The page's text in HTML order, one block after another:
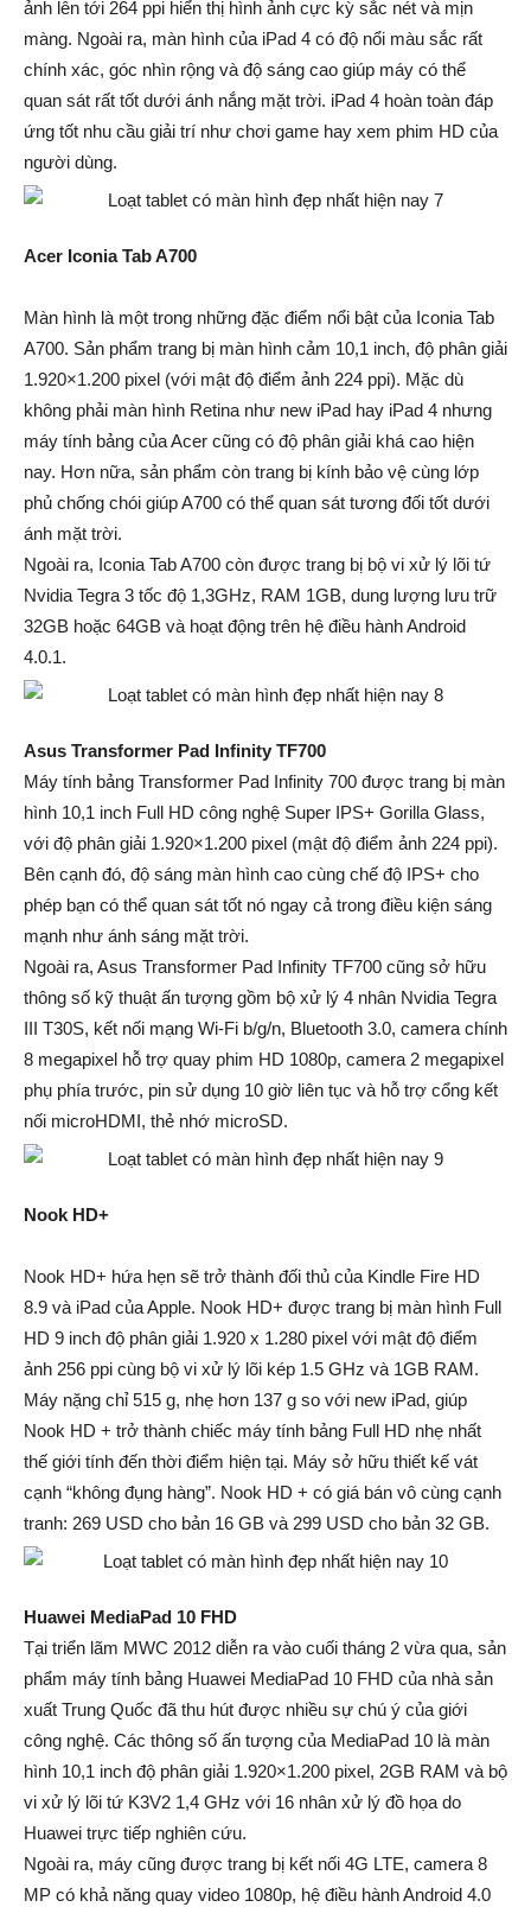
ảnh lên tới 264 ppi hiển thị hình ảnh cực kỳ sắc nét và mịn
màng. Ngoài ra, màn hình của iPad 4 có độ nổi màu sắc rất
chính xác, góc nhìn rộng và độ sáng cao giúp máy có thể
quan sát rất tốt dưới ánh nắng mặt trời. iPad 4 hoàn toàn đáp
ứng tốt nhu cầu giải trí như chơi game hay xem phim HD của
người dùng.
Acer Iconia Tab A700
Màn hình là một trong những đặc điểm nổi bật của Iconia Tab
A700. Sản phẩm trang bị màn hình cảm 10,1 inch, độ phân giải
1.920×1.200 pixel (với mật độ điểm ảnh 224 ppi). Mặc dù
không phải màn hình Retina như new iPad hay iPad 4 nhưng
máy tính bảng của Acer cũng có độ phân giải khá cao hiện
nay. Hơn nữa, sản phẩm còn trang bị kính bảo vệ cùng lớp
phủ chống chói giúp A700 có thể quan sát tương đối tốt dưới
ánh mặt trời.
Ngoài ra, Iconia Tab A700 còn được trang bị bộ vi xử lý lõi tứ
Nvidia Tegra 3 tốc độ 1,3GHz, RAM 1GB, dung lượng lưu trữ
32GB hoặc 64GB và hoạt động trên hệ điều hành Android
4.0.1.
Asus Transformer Pad Infinity TF700
Máy tính bảng Transformer Pad Infinity 700 được trang bị màn
hình 10,1 inch Full HD công nghệ Super IPS+ Gorilla Glass,
với độ phân giải 1.920×1.200 pixel (mật độ điểm ảnh 224 ppi).
Bên cạnh đó, độ sáng màn hình cao cùng chế độ IPS+ cho
phép bạn có thể quan sát tốt nó ngay cả trong điều kiện sáng
mạnh như ánh sáng mặt trời.
Ngoài ra, Asus Transformer Pad Infinity TF700 cũng sở hữu
thông số kỹ thuật ấn tượng gồm bộ xử lý 4 nhân Nvidia Tegra
III T30S, kết nối mạng Wi-Fi b/g/n, Bluetooth 3.0, camera chính
8 megapixel hỗ trợ quay phim HD 1080p, camera 2 megapixel
phụ phía trước, pin sử dụng 10 giờ liên tục và hỗ trợ cổng kết
nối microHDMI, thẻ nhớ microSD.
Nook HD+
Nook HD+ hứa hẹn sẽ trở thành đối thủ của Kindle Fire HD
8.9 và iPad của Apple. Nook HD+ được trang bị màn hình Full
HD 9 inch độ phân giải 1.920 x 1.280 pixel với mật độ điểm
ảnh 256 ppi cùng bộ vi xử lý lõi kép 1.5 GHz và 1GB RAM.
Máy nặng chỉ 515 g, nhẹ hơn 137 g so với new iPad, giúp
Nook HD + trở thành chiếc máy tính bảng Full HD nhẹ nhất
thế giới tính đến thời điểm hiện tại. Máy sở hữu thiết kế vát
cạnh “không đụng hàng”. Nook HD + có giá bán vô cùng cạnh
tranh: 269 USD cho bản 16 GB và 299 USD cho bản 32 GB.
Huawei MediaPad 10 FHD
Tại triển lãm MWC 2012 diễn ra vào cuối tháng 2 vừa qua, sản
phẩm máy tính bảng Huawei MediaPad 10 FHD của nhà sản
xuất Trung Quốc đã thu hút được nhiều sự chú ý của giới
công nghệ. Các thông số ấn tượng của MediaPad 10 là màn
hình 10,1 inch độ phân giải 1.920×1.200 pixel, 2GB RAM và bộ
vi xử lý lõi tứ K3V2 1,4 GHz với 16 nhân xử lý đồ họa do
Huawei trực tiếp nghiên cứu.
Ngoài ra, máy cũng được trang bị kết nối 4G LTE, camera 8
MP có khả năng quay video 1080p, hệ điều hành Android 4.0